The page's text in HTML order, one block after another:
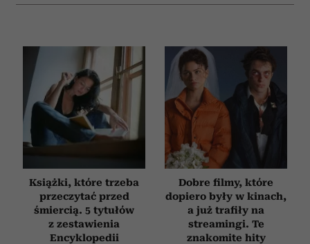
Książki, które trzeba
przeczytać przed
śmiercią. 5 tytułów
z zestawienia
Encyklopedii
Dobre filmy, które
dopiero były w kinach,
a już trafiły na
streamingi. Te
znakomite hity